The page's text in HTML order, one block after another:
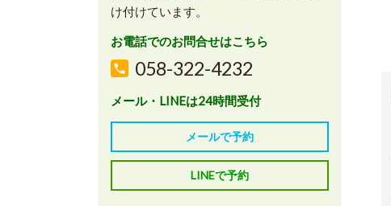
け付けています。
お電話でのお問合せはこちら
058-322-4232
メール・LINEは24時間受付
メールで予約
LINEで予約